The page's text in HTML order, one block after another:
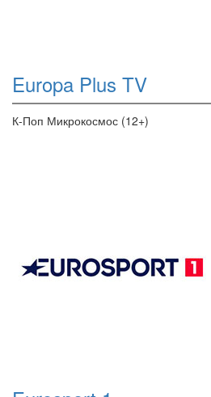
Europa Plus TV
К-Поп Микрокосмос (12+)